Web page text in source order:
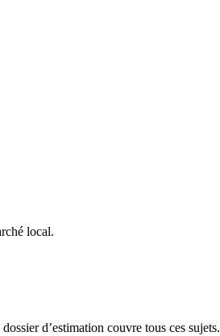
local.
d’estimation couvre tous ces sujets.